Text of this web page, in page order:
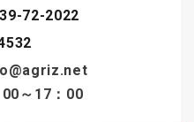
72-2022
～17：00